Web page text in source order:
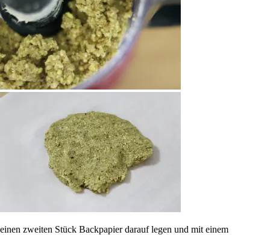
einen zweiten Stück Backpapier darauf legen und mit einem